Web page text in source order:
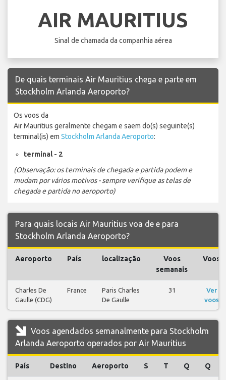
AIR MAURITIUS
Sinal de chamada da companhia aérea
De quais terminais Air Mauritius chega e parte em
Stockholm Arlanda Aeroporto?
Os voos da
Air Mauritius geralmente chegam e saem do(s) seguinte(s)
terminal(is) em Stockholm Arlanda Aeroporto:
terminal - 2
(Observação: os terminais de chegada e partida podem e
mudam por vários motivos - sempre verifique as telas de
chegada e partida no aeroporto)
Para quais locais Air Mauritius voa de e para
Stockholm Arlanda Aeroporto?
Aeroporto País localização
Voos
semanais
Voos
Charles De
Gaulle (CDG)
France
Paris Charles
De Gaulle
31
Ver
voos
Voos agendados semanalmente para Stockholm
Arlanda Aeroporto operados por Air Mauritius
País Destino Aeroporto S T Q Q